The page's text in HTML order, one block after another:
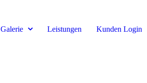
Galerie Leistungen Kunden Login